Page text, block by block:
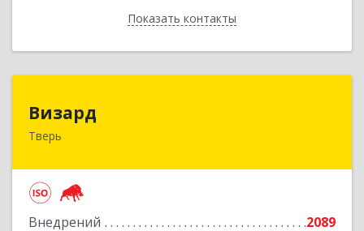
Показать контакты
Назад
Визард
Тверь
Внедрений
2089
170006, Тверская обл, Тверь г, Учительская ул,